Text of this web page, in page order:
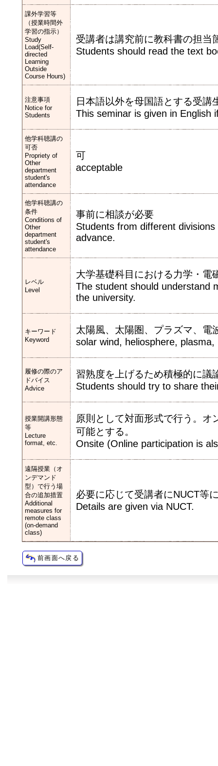
課外学習等
（授業時間外
学習の指示）
Study
Load(Self-
directed
Learning
Outside
Course Hours)
受講者は講究前に教科書の担当
Students should read the text
注意事項
Notice for
Students
日本語以外を母国語とする受
This seminar is given in English
他学科聴講の
可否
Propriety of
Other
department
student's
attendance
可
acceptable
他学科聴講の
条件
Conditions of
Other
department
student's
attendance
事前に相談が必要
Students from different
advance.
レベル
Level
大学基礎科目における力学・電
The student should understand
the university.
キーワード
Keyword
太陽風、太陽圏、プラズマ、電
solar wind, heliosphere,
履修の際のア
ドバイス
Advice
習熟度を上げるため積極的に議
Students should try to share
授業開講形態
等
Lecture
format, etc.
原則として対面形式で行う。オ
可能とする。
Onsite (Online participation is
遠隔授業（オ
ンデマンド
型）で行う場
合の追加措置
Additional
measures for
remote class
(on-demand
class)
必要に応じて受講者にNUCT等
Details are given via NUCT.